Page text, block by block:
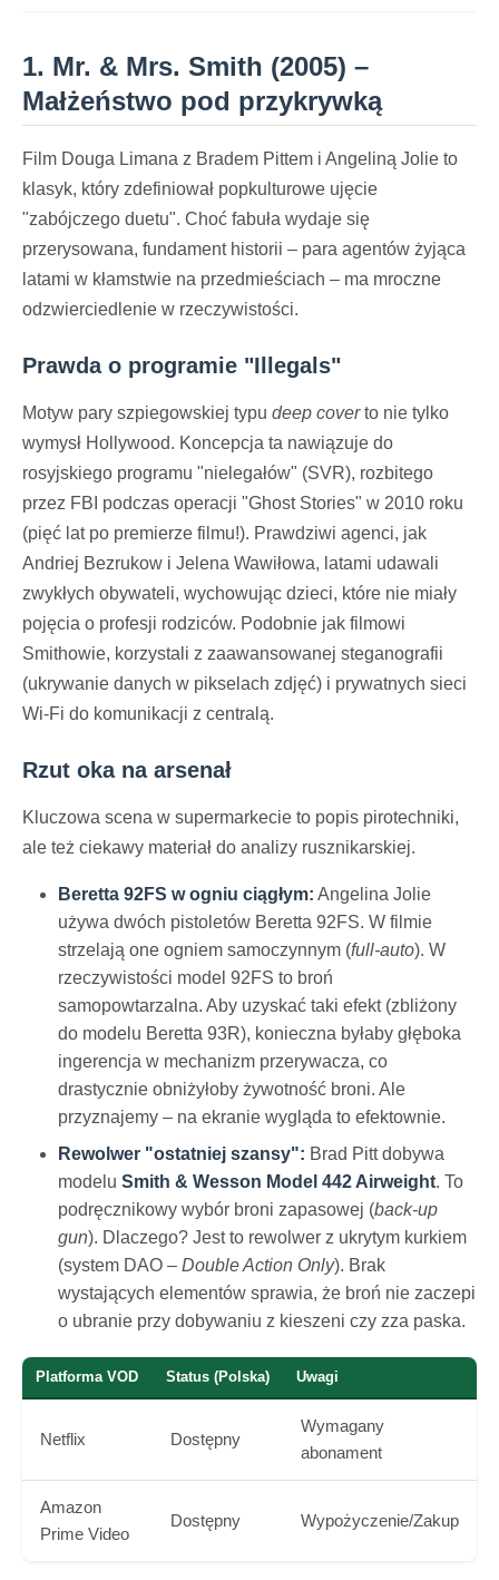
1. Mr. & Mrs. Smith (2005) –
Małżeństwo pod przykrywką
Film Douga Limana z Bradem Pittem i Angeliną Jolie to
klasyk, który zdefiniował popkulturowe ujęcie
"zabójczego duetu". Choć fabuła wydaje się
przerysowana, fundament historii – para agentów żyjąca
latami w kłamstwie na przedmieściach – ma mroczne
odzwierciedlenie w rzeczywistości.
Prawda o programie "Illegals"
Motyw pary szpiegowskiej typu deep coverto nie tylko
wymysł Hollywood. Koncepcja ta nawiązuje do
rosyjskiego programu "nielegałów" (SVR), rozbitego
przez FBI podczas operacji "Ghost Stories" w 2010 roku
(pięć lat po premierze filmu!). Prawdziwi agenci, jak
Andriej Bezrukow i Jelena Wawiłowa, latami udawali
zwykłych obywateli, wychowując dzieci, które nie miały
pojęcia o profesji rodziców. Podobnie jak filmowi
Smithowie, korzystali z zaawansowanej steganografii
(ukrywanie danych w pikselach zdjęć) i prywatnych sieci
Wi-Fi do komunikacji z centralą.
Rzut oka na arsenał
Kluczowa scena w supermarkecie to popis pirotechniki,
ale też ciekawy materiał do analizy rusznikarskiej.
Beretta 92FS w ogniu ciągłym: Angelina Jolie
używa dwóch pistoletów Beretta 92FS. W filmie
strzelają one ogniem samoczynnym (full-auto). W
rzeczywistości model 92FS to broń
samopowtarzalna. Aby uzyskać taki efekt (zbliżony
do modelu Beretta 93R), konieczna byłaby głęboka
ingerencja w mechanizm przerywacza, co
drastycznie obniżyłoby żywotność broni. Ale
przyznajemy – na ekranie wygląda to efektownie.
Rewolwer "ostatniej szansy": Brad Pitt dobywa
modelu Smith & Wesson Model 442 Airweight. To
podręcznikowy wybór broni zapasowej (back-up
gun). Dlaczego? Jest to rewolwer z ukrytym kurkiem
(system DAO – Double Action Only). Brak
wystających elementów sprawia, że broń nie zaczepi
o ubranie przy dobywaniu z kieszeni czy zza paska.
Platforma VOD Status (Polska) Uwagi
Netflix Dostępny
Wymagany
abonament
Amazon
Prime Video
Dostępny Wypożyczenie/Zakup